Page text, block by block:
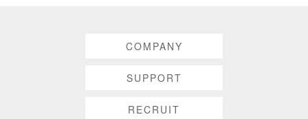
COMPANY
SUPPORT
RECRUIT